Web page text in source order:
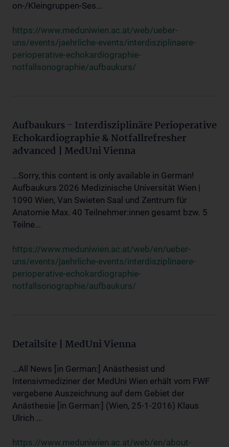
on-/Kleingruppen-Ses...
https://www.meduniwien.ac.at/web/ueber-
uns/events/jaehrliche-events/interdisziplinaere-
perioperative-echokardiographie-
notfallsonographie/aufbaukurs/
Aufbaukurs - Interdisziplinäre Perioperative
Echokardiographie & Notfallrefresher
advanced | MedUni Vienna
...Sorry, this content is only available in German!
Aufbaukurs 2026 Medizinische Universität Wien |
1090 Wien, Van Swieten Saal und Zentrum für
Anatomie Max. 40 Teilnehmer:innen gesamt bzw. 5
Teilne...
https://www.meduniwien.ac.at/web/en/ueber-
uns/events/jaehrliche-events/interdisziplinaere-
perioperative-echokardiographie-
notfallsonographie/aufbaukurs/
Detailsite | MedUni Vienna
...All News [in German:] Anästhesist und
Intensivmediziner der MedUni Wien erhält vom FWF
vergebene Auszeichnung auf dem Gebiet der
Anästhesie [in German:] (Wien, 25-1-2016) Klaus
Ulrich ...
https://www.meduniwien.ac.at/web/en/about-